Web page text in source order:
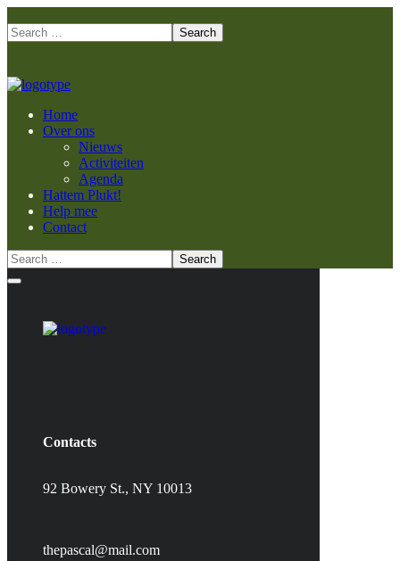
Home
Over ons
Nieuws
Activiteiten
Agenda
Hattem Plukt!
Help mee
Contact
Contacts
92 Bowery St., NY 10013
thepascal@mail.com